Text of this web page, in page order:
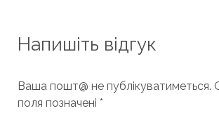
Напишіть відгук
Ваша пошт@ не публікуватиметься.
поля позначені *